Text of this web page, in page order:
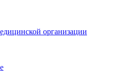
организации